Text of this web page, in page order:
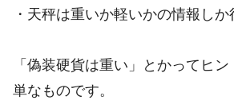
・天秤は重いか軽いかの情報しか
「偽装硬貨は重い」とかってヒ
単なものです。